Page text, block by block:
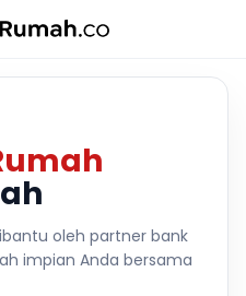
oleh partner bank
impian Anda bersama